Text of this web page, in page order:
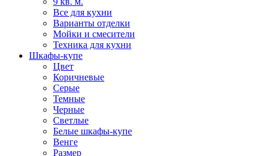
Все для кухни
Варианты отделки
Мойки и смесители
Техника для кухни
Шкафы-купе
Цвет
Коричневые
Серые
Темные
Черные
Светлые
Белые шкафы-купе
Венге
Размер